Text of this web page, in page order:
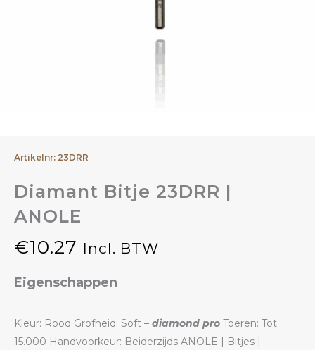
Artikelnr: 23DRR
Diamant Bitje 23DRR |
ANOLE
€10.27 Incl. BTW
Eigenschappen
Kleur: Rood Grofheid: Soft – diamond pro Toeren: Tot
15.000 Handvoorkeur: Beiderzijds ANOLE | Bitjes |